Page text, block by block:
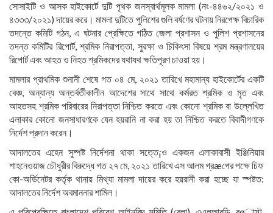
সোসাইটি ও আসক হাইকোর্টে দুটি পৃথক জনস্বার্থমূলক মামলা (নং-৪৪৬২/২০২১ ও
৪৩৩৩/২০২১) দায়ের করে। মামলা দুটিতে পুলিশের গুলি বর্ষণের ঘটনায় নিরপেক্ষ বিচারিক
তদন্তে কমিটি গঠন, এ ঘটনার প্রেক্ষিতে গঠিত জেলা প্রশাসন ও পুলিশ প্রশাসনের
তদন্ত কমিটির রিপোর্ট, শ্রমিক নিরাপত্তা, সুরক্ষা ও চিকিৎসা বিষয়ে শ্রম মন্ত্রণালয়ের
রিপোর্ট এবং আহত ও নিহত শ্রমিকদের যথাযথ ক্ষতিপূরণ চাওয়া হয়।
মামলার প্রাথমিক শুনানী শেষে গত ০৪ মে, ২০২১ তারিখে মহামান্য হাইকোর্টের একটি
বেঞ্চ, অন্যান্য অন্তর্বর্তীকালীন আদেশের সাথে সাথে কর্মরত শ্রমিক ও মৃত এবং
আহতসহ শ্রমিক পরিবারের নিরাপত্তা নিশ্চিত করতে এবং কোনো শ্রমিক বা উল্লেখিত
এলাকার কোনো জনসাধারণকে যেন হয়রানি না করা হয় তা নিশ্চিত করতে বিবাদীগণকে
নির্দেশ প্রদান করেন।
আদালতের এহেন সুষ্পষ্ট নির্দেশনা থাকা সত্তে¡ও একজন এলাকাবাসী ইঞ্জিনিয়ার
শাহনেওয়াজ চৌধুরীর বিরুদ্ধে গত ২৭ মে, ২০২১ তারিখে এস আলম গ্রæপের পক্ষে চিফ
কো-অর্ডিনেটর কর্তৃক থানায় মিথ্যা মামলা দায়ের করে হয়রানী করা হচ্ছে যা স্পষ্টত:
আদালতের নির্দেশ অবমাননার শামিল।